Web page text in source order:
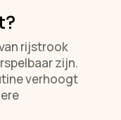
rijstrook
zijn.
verhoogt